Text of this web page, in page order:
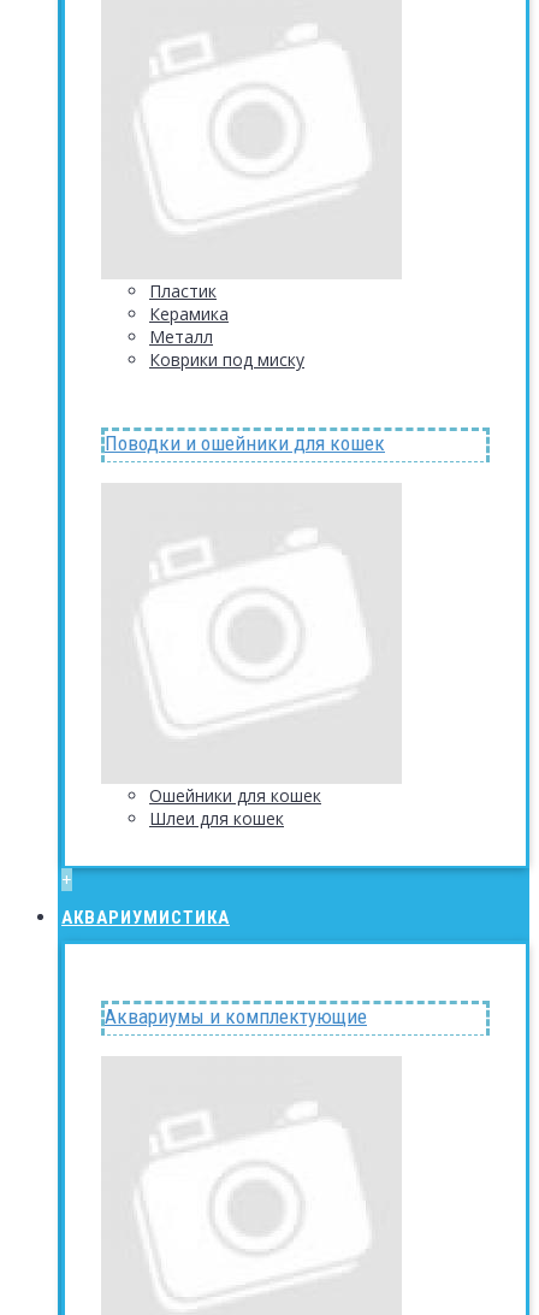
Пластик
Керамика
Металл
Коврики под миску
Поводки и ошейники для кошек
Ошейники для кошек
Шлеи для кошек
+
АКВАРИУМИСТИКА
Аквариумы и комплектующие